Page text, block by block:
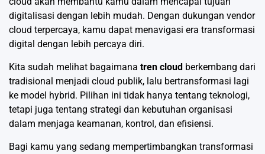
digitalisasi dengan lebih mudah. Dengan dukungan vendor
cloud terpercaya, kamu dapat menavigasi era transformasi
digital dengan lebih percaya diri.
Kita sudah melihat bagaimana tren cloud berkembang dari
tradisional menjadi cloud publik, lalu bertransformasi lagi
ke model hybrid. Pilihan ini tidak hanya tentang teknologi,
tetapi juga tentang strategi dan kebutuhan organisasi
dalam menjaga keamanan, kontrol, dan efisiensi.
Bagi kamu yang sedang mempertimbangkan transformasi